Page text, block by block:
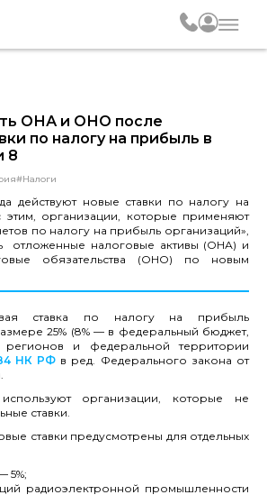
ОНА и ОНО после
по налогу на прибыль в
8
#Налоги
действуют новые ставки по налогу на
организации, которые применяют
по налогу на прибыль организаций»,
отложенные налоговые активы (ОНА) и
обязательства (ОНО) по новым
ставка по налогу на прибыль
25% (8% — в федеральный бюджет,
и федеральной территории
НК РФ в ред. Федерального закона от
организации, которые не
ставки.
ставки предусмотрены для отдельных
5%;
радиоэлектронной промышленности